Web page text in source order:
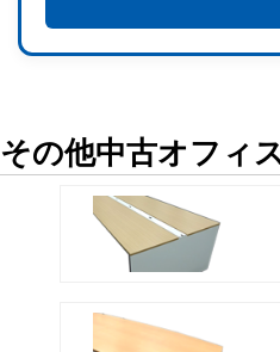
その他中古オフィ